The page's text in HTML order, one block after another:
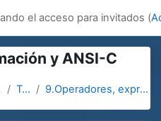
el acceso para invitados (
y ANSI-C
Topic 1 9.Operadores, expresiones y sentencias.